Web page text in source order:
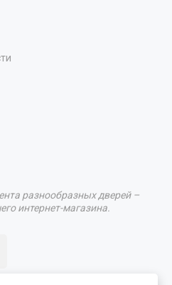
разнообразных дверей –
интернет-магазина.